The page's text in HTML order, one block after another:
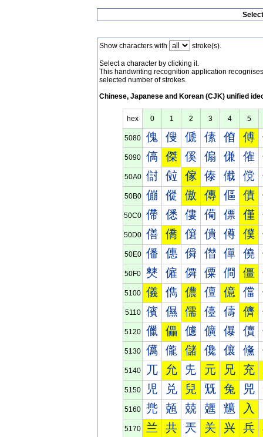
Show characters with stroke(s).
Select a character by clicking it.
This handwriting recognition application
selected number of strokes.
Chinese, Japanese and Korean (CJK) unified
hex 0 1 2 3 4 5
5080 傀 傁 傂 傃 傄 傅
5090 傐 傑 傒 傓 傔 傕
50A0 傠 傡 傢 傣 傤 傥
50B0 傰 傱 傲 傳 傴 債
50C0 僀 僁 僂 僃 僄 僅
50D0 僐 僑 僒 僓 僔 僕
50E0 僠 僡 僢 僣 僤 僥
50F0 僰 僱 僲 僳 僴 僵
5100 儀 儁 儂 儃 億 儅
5110 儐 儑 儒 儓 儔 儕
5120 儠 儡 儢 儣 儤 儥
5130 儰 儱 儲 儳 儴 儵
5140 兀 允 兂 元 兄 充
5150 児 兑 兒 兓 兔 兕
5160 兠 兡 兢 兣 兤 入
5170 兰 共 兲 关 兴 兵